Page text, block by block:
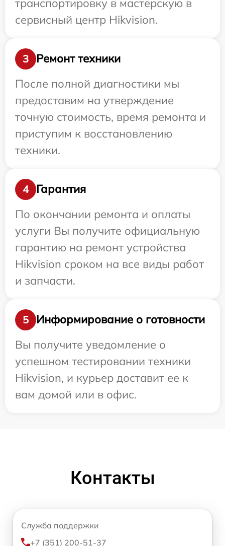
транспортировку в мастерскую в
сервисный центр Hikvision.
3
Ремонт техники
После полной диагностики мы
предоставим на утверждение
точную стоимость, время ремонта и
приступим к восстановлению
техники.
4
Гарантия
По окончании ремонта и оплаты
услуги Вы получите официальную
гарантию на ремонт устройства
Hikvision сроком на все виды работ
и запчасти.
5
Информирование о готовности
Вы получите уведомление о
успешном тестировании техники
Hikvision, и курьер доставит ее к
вам домой или в офис.
Контакты
Служба поддержки
+7 (351) 200-51-37